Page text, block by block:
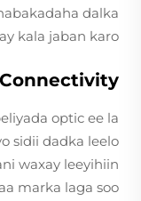
dalka
kala jaban karo.
optic ee la
sidii dadka leelo
waxay leeyihiin
marka laga soo